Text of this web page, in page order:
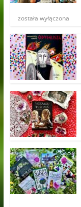
została wyłączona